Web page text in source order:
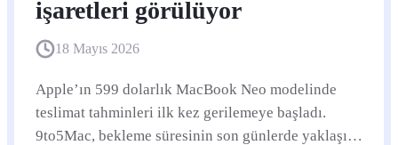
işaretleri görülüyor
18 Mayıs 2026
Apple’ın 599 dolarlık MacBook Neo modelinde
teslimat tahminleri ilk kez gerilemeye başladı.
9to5Mac, bekleme süresinin son günlerde yaklaşık